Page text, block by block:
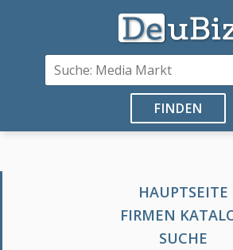
FINDEN
HAUPTSEITE
FIRMEN
SUCHE